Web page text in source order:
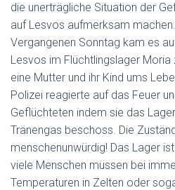
die unerträgliche Situation der
auf Lesvos aufmerksam machen.
Vergangenen Sonntag kam es
Lesvos im Flüchtlingslager
eine Mutter und ihr Kind ums
Polizei reagierte auf das Feuer
Geflüchteten indem sie das
Tränengas beschoss. Die
menschenunwürdig! Das Lager
viele Menschen müssen bei
Temperaturen in Zelten oder